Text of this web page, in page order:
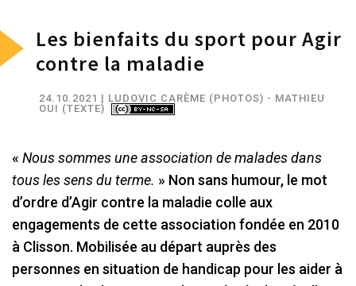
Les bienfaits du sport pour Agir
contre la maladie
24.10.2021 | LUDOVIC CARÈME (PHOTOS) - MATHIEU
OUI (TEXTE)
« Nous sommes une association de malades dans
tous les sens du terme. » Non sans humour, le mot
d’ordre d’Agir contre la maladie colle aux
engagements de cette association fondée en 2010
à Clisson. Mobilisée au départ auprès des
personnes en situation de handicap pour les aider à